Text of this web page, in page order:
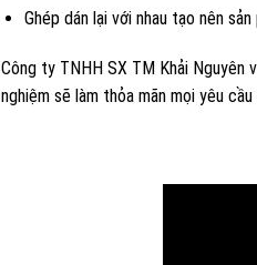
Ghép dán lại với nhau tạo nên sản
Công ty TNHH SX TM Khải Nguyên
nghiệm sẽ làm thỏa mãn mọi yêu cầu